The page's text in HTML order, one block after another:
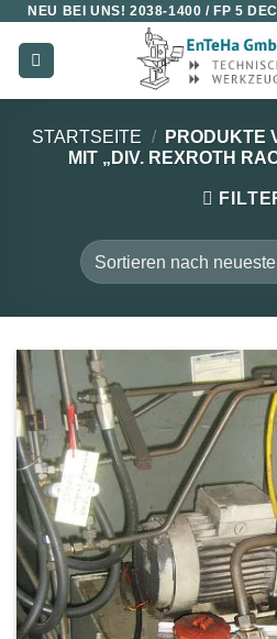
Zum
Inhalt
springen
NEU BEI UNS!2038-1400 / FP 5
STARTSEITE /
PRODUKTE
MIT „DIV. REXROTH